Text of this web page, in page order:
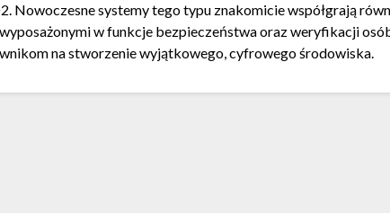
2. Nowoczesne systemy tego typu znakomicie współgrają
w funkcje bezpieczeństwa oraz weryfikacji
na stworzenie wyjątkowego, cyfrowego środowiska.